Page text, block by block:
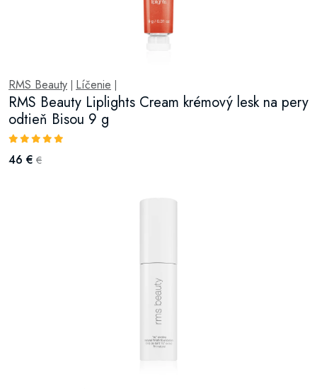
RMS Beauty Líčenie
RMS Beauty Liplights Cream krémový lesk na pery
odtieň Bisou 9 g
46 € €